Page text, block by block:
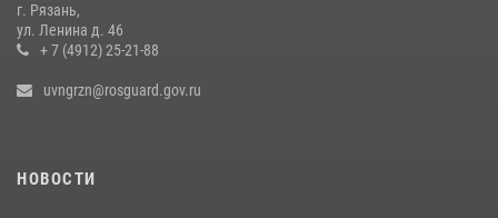
г. Рязань,
ул. Ленина д. 46
+ 7 (4912) 25-21-88
uvngrzn@rosguard.gov.ru
НОВОСТИ